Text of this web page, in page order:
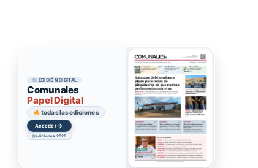
EDICIÓN DIGITAL
Comunales
Papel Digital
todas las ediciones
Acceder→
ediciones 2026